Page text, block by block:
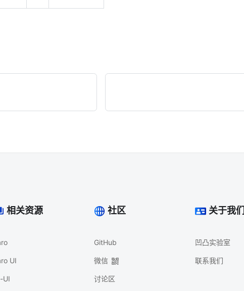
相关资源
UI
UI
社区
GitHub
微信
讨论区
关于我们
凹凸实验室
联系我们